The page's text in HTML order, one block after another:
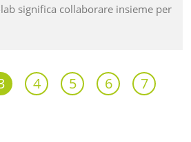
significa collaborare insieme per
4 5 6 7